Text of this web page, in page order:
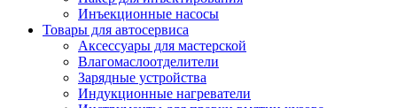
Инъекционные насосы
Товары для автосервиса
Аксессуары для мастерской
Влагомаслоотделители
Зарядные устройства
Индукционные нагреватели